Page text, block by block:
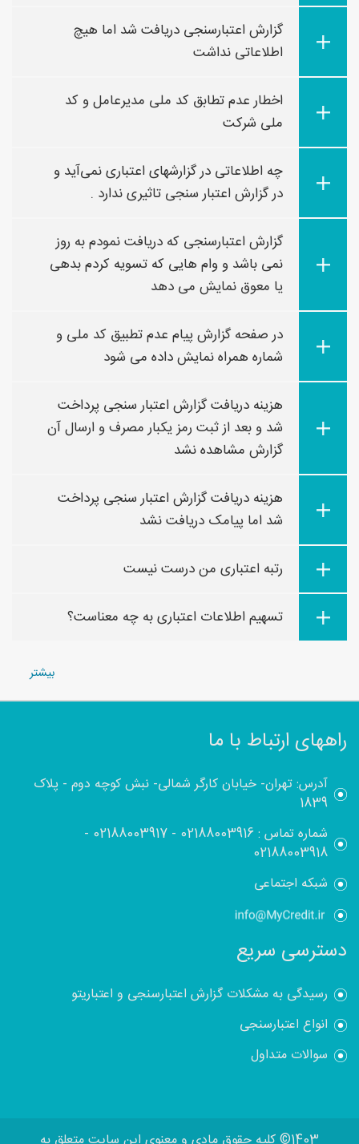
گزارش اعتبارسنجی دریافت شد اما هیچ
اطلاعاتی نداشت
اخطار عدم تطابق کد ملی مدیرعامل و کد
ملی شرکت
چه اطلاعاتی در گزارشهای اعتباری نمی‌آید و
در گزارش اعتبار سنجی تاثیری ندارد .
گزارش اعتبارسنجی که دریافت نمودم به روز
نمی باشد و وام هایی که تسویه کردم بدهی
یا معوق نمایش می دهد
در صفحه گزارش پیام عدم تطبیق کد ملی و
شماره همراه نمایش داده می شود
هزینه دریافت گزارش اعتبار سنجی پرداخت
شد و بعد از ثبت رمز یکبار مصرف و ارسال آن
گزارش مشاهده نشد
هزینه دریافت گزارش اعتبار سنجی پرداخت
شد اما پیامک دریافت نشد
رتبه اعتباری من درست نیست
تسهیم اطلاعات اعتباری به چه معناست؟
بیشتر
راههای ارتباط با ما
آدرس: تهران- خیابان کارگر شمالی- نبش کوچه دوم - پلاک
1839
شماره تماس :02188003916
-
02188003917
-
02188003918
شبکه اجتماعی
دسترسی سریع
رسیدگی به مشکلات گزارش اعتبارسنجی و اعتباریتو
انواع اعتبارسنجی
سوالات متداول